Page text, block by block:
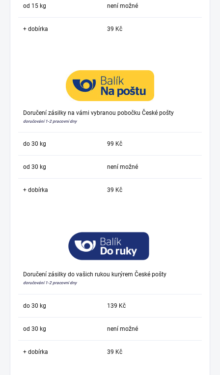
od 15 kg není možné
+ dobírka 39 Kč
Doručení zásilky na vámi vybranou pobočku České pošty
doručování 1-2 pracovní dny
do 30 kg 99 Kč
od 30 kg není možné
+ dobírka 39 Kč
Doručení zásilky do vašich rukou kurýrem České pošty
doručování 1-2 pracovní dny
do 30 kg 139 Kč
od 30 kg není možné
+ dobírka 39 Kč